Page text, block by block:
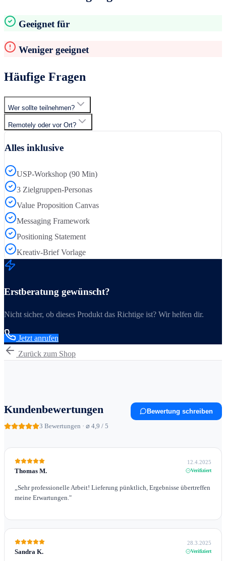
Geeignet für
Weniger geeignet
Häufige Fragen
Wer sollte teilnehmen?
Remotely oder vor Ort?
Alles inklusive
USP-Workshop (90 Min)
3 Zielgruppen-Personas
Value Proposition Canvas
Messaging Framework
Positioning Statement
Kreativ-Brief Vorlage
Erstberatung gewünscht?
Nicht sicher, ob dieses Produkt das Richtige ist? Wir helfen dir.
Jetzt anrufen
Zurück zum Shop
Kundenbewertungen
3 Bewertungen · ⌀ 4,9 / 5
Bewertung schreiben
Thomas M.
12.4.2025
Verifiziert
Sehr professionelle Arbeit! Lieferung pünktlich, Ergebnisse übertreffen
meine Erwartungen. "
Sandra K.
28.3.2025
Verifiziert